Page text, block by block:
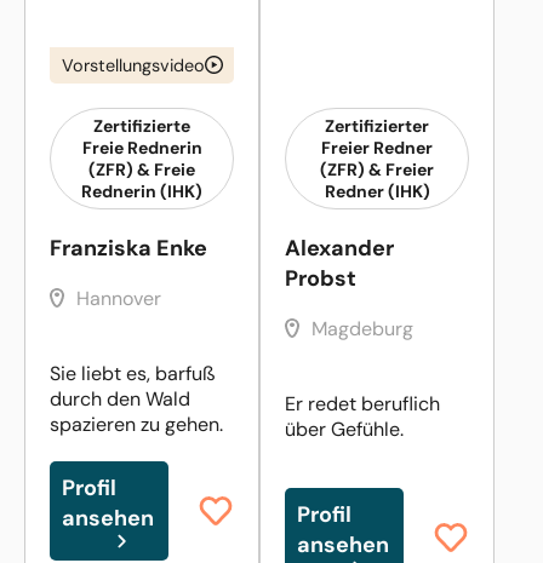
Vorstellungsvideo
Zertifizierte
Freie Rednerin
(ZFR) & Freie
Rednerin (IHK)
Franziska Enke
Hannover
Sie liebt es, barfuß
durch den Wald
spazieren zu gehen.
Profil
ansehen
Zertifizierter
Freier Redner
(ZFR) & Freier
Redner (IHK)
Alexander
Probst
Magdeburg
Er redet beruflich
über Gefühle.
Profil
ansehen